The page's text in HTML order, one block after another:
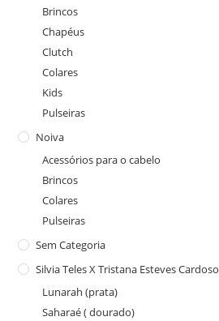
Brincos
Chapéus
Clutch
Colares
Kids
Pulseiras
Noiva
Acessórios para o cabelo
Brincos
Colares
Pulseiras
Sem Categoria
Silvia Teles X Tristana Esteves Cardoso
Lunarah (prata)
Saharaé ( dourado)